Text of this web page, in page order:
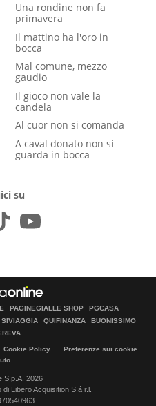
Una rondine non fa
primavera
Il mattino ha l'oro in
bocca
Mal comune, mezzo
gaudio
Il gioco non vale la
candela
Al cuor non si comanda
A caval donato non si
guarda in bocca
su
PAGINEGIALLE SHOP
PGCASA
SIVIAGGIA QUIFINANZA
BUONISSIMO
Cookie Policy
Preferenze sui cookie
S.p.A. 2026
Libero Acquisition S.á r.l.